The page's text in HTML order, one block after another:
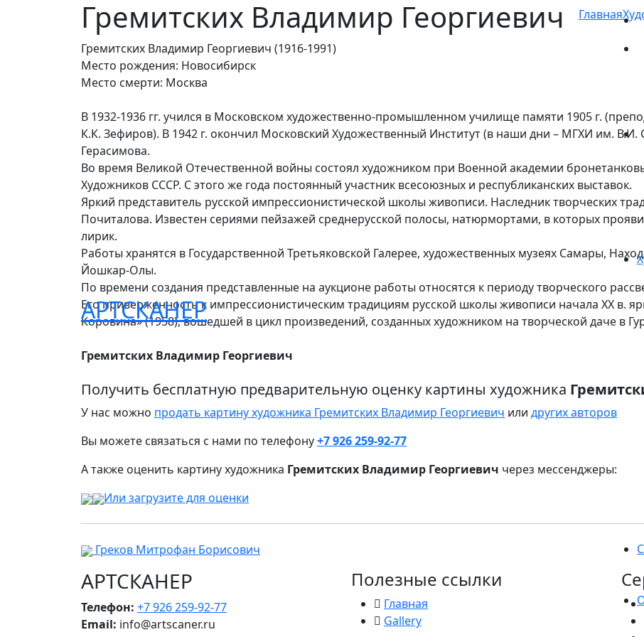
АРТСКАНЕР
Гремитских Владимир Георгиевич Главная
Гремитских Владимир Георгиевич (1916-1991)
Место рождения: Новосибирск
Место смерти: Москва
В 1932-1936 гг. учился в Московском художественно-промышленном училище памяти 1905 г.
К.К. Зефиров). В 1942 г. окончил Московский Художественный Институт (в наши дни – МГХИ им. В.И.
Герасимова.
Во время Великой Отечественной войны состоял художником при Военной академии
Художников СССР. С этого же года постоянный участник всесоюзных и республиканских выставок.
Яркий представитель русской импрессионистической школы живописи. Наследник творческих
Почиталова. Известен сериями пейзажей среднерусской полосы, натюрмортами, в которых
лирик.
Работы хранятся в Государственной Третьяковской Галерее, художественных музеях Самары,
Йошкар-Олы.
По времени создания представленные на аукционе работы относятся к периоду творческого
Его приверженность к импрессионистическим традициям русской школы живописи начала ХХ в.
Коровина» (1958), вошедшей в цикл произведений, созданных художником на творческой даче в
Гремитских Владимир Георгиевич
Получить бесплатную предварительную оценку картины художника
У нас можно продать картину художника Гремитских Владимир Георгиевич или других авторов
Вы можете связаться с нами по телефону+7 926 259-92-77
А также оценить картину художника Гремитских Владимир Георгиевич через мессенджеры:
Или загрузите для оценки
Греков Митрофан Борисович
АРТСКАНЕР
Телефон: +7 926 259-92-77
Email: info@artscaner.ru
Полезные ссылки
Главная
Gallery